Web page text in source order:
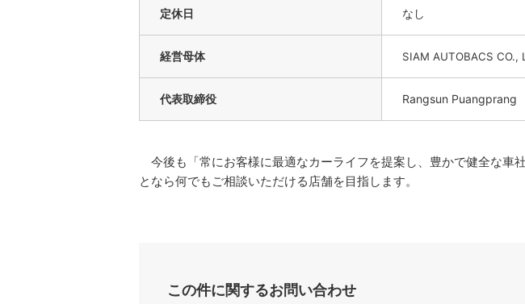
定休日 なし
経営母体 SIAM AUTOBACS CO.,
代表取締役 Rangsun Puangprang
今後も「常にお客様に最適なカーライフを提案し、豊かで健全な車
となら何でもご相談いただける店舗を目指します。
この件に関するお問い合わせ